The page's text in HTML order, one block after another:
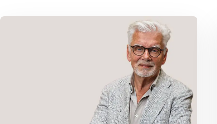
Lees meer over Column Jan Slagter: Vakantie